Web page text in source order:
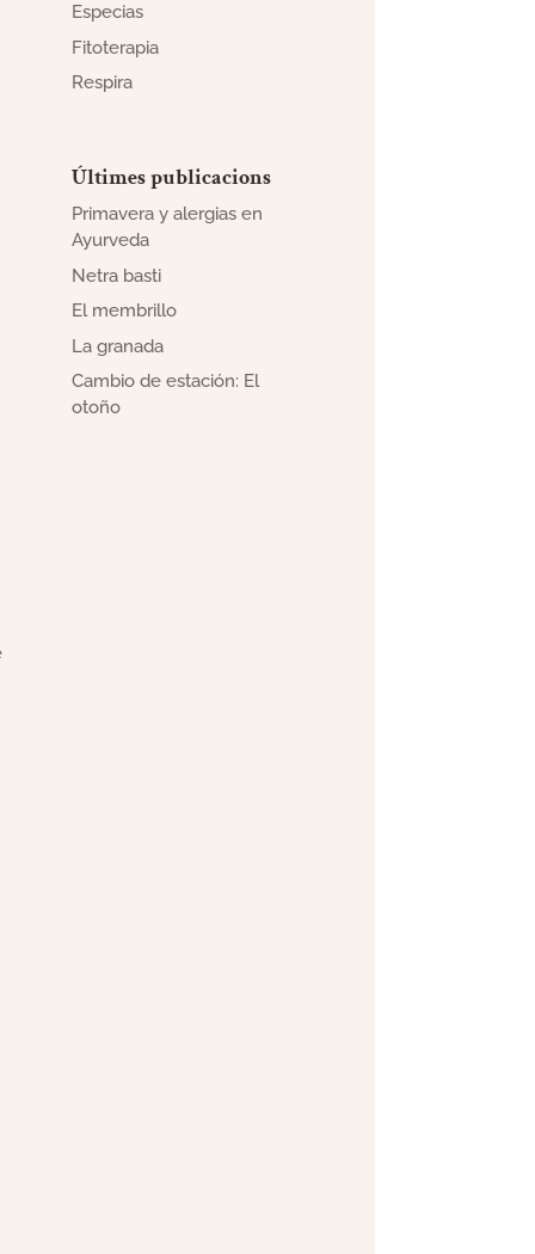
Especias
Fitoterapia
Respira
Últimes publicacions
Primavera y alergias en
Ayurveda
Netra basti
El membrillo
La granada
Cambio de estación: El
otoño